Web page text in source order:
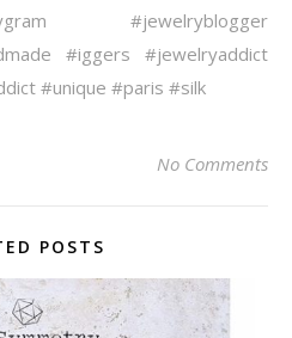
#jewelryblogger
#iggers
#jewelryaddict
#unique #paris #silk
No Comments
POSTS